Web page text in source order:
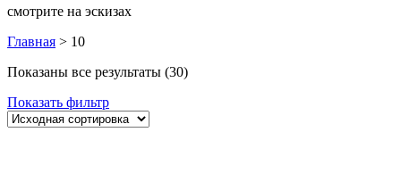
смотрите на эскизах
Главная > 10
Показаны все результаты (30)
Показать фильтр